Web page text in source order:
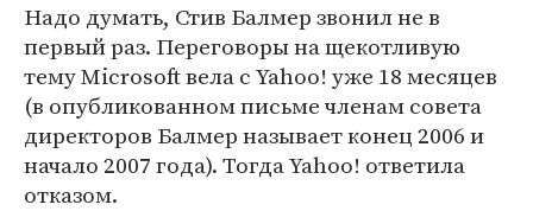
Надо думать, Стив Балмер звонил не в
первый раз. Переговоры на щекотливую
тему Microsoft вела с Yahoo! уже 18 месяцев
(в опубликованном письме членам совета
директоров Балмер называет конец 2006 и
начало 2007 года). Тогда Yahoo! ответила
отказом.